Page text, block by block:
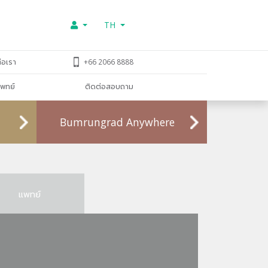
TH
เรา +66 2066 8888
ทย์ ติดต่อสอบถาม
Bumrungrad Anywhere
แพทย์